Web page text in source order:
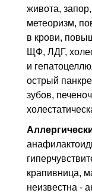
живота,
метеоризм,
в крови,
ЩФ, ЛДГ,
и
острый
зубов,
крапивница,
неизвестна -